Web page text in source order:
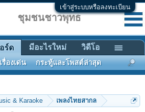
เข้าสู่ระบบหรือลงทะเบียน
& Karaoke เพลงไทยสากล
ชุมชนชาวพุทธ
ร์ด
เรื่องเด่น กระทู้และโพสต์ล่าสุด
มีอะไรใหม่ วิดีโอ